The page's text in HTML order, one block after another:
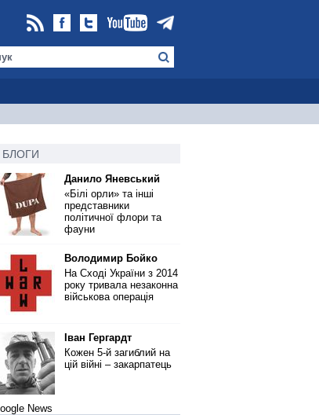
БЛОГИ
Данило Яневський
«Білі орли» та інші
представники
політичної флори та
фауни
Володимир Бойко
На Сході України з 2014
року тривала незаконна
військова операція
Іван Гергардт
Кожен 5-й загиблий на
цій війні – закарпатець
News